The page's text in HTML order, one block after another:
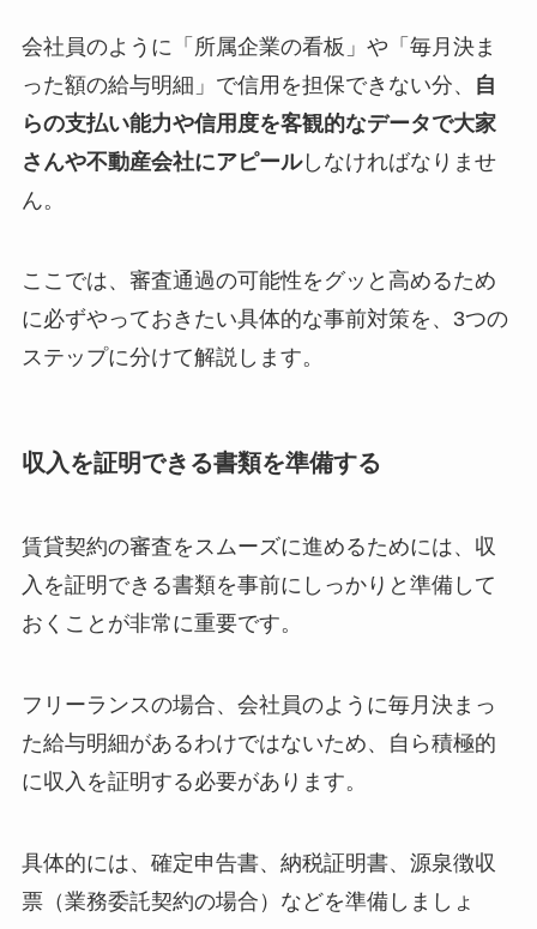
会社員のように「所属企業の看板」や「毎月決ま
った額の給与明細」で信用を担保できない分、
自
らの支払い能力や信用度を客観的なデータで大家
さんや不動産会社にアピールしなければなりませ
ん。
ここでは、審査通過の可能性をグッと高めるため
に必ずやっておきたい具体的な事前対策を、3つの
ステップに分けて解説します。
収入を証明できる書類を準備する
賃貸契約の審査をスムーズに進めるためには、収
入を証明できる書類を事前にしっかりと準備して
おくことが非常に重要です。
フリーランスの場合、会社員のように毎月決まっ
た給与明細があるわけではないため、自ら積極的
に収入を証明する必要があります。
具体的には、確定申告書、納税証明書、源泉徴収
票（業務委託契約の場合）などを準備しましょ